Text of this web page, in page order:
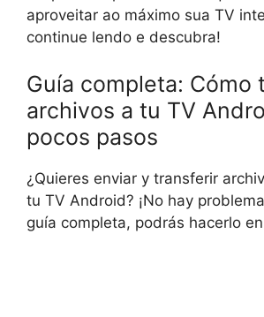
aproveitar ao máximo sua TV
continue lendo e descubra!
Guía completa: Cómo
archivos a tu TV
pocos pasos
¿Quieres enviar y transferir
tu TV Android? ¡No hay
guía completa, podrás hacerlo